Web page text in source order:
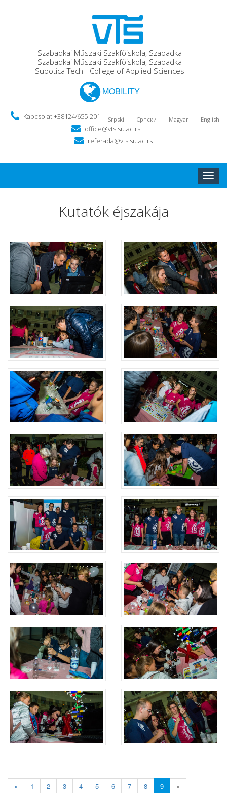
Szabadkai Műszaki Szakfőiskola, Szabadka
Szabadkai Műszaki Szakfőiskola, Szabadka
Subotica Tech - College of Applied Sciences
MOBILITY
Srpski Српски Magyar English
Kapcsolat +38124/655-201
office@vts.su.ac.rs
referada@vts.su.ac.rs
Toggle
Kutatók éjszakája
« 1 2 3 4 5 6 7 8 9 »